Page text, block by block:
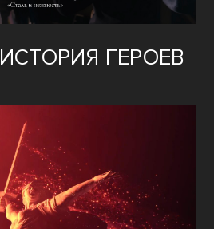
ИСТОРИЯ ГЕРОЕВ